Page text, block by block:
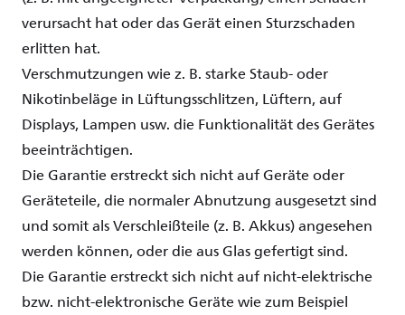
verursachthatoderdasGeräteinenSturzschaden
erlitten hat.
Verschmutzungenwiez. B.starkeStaub-oder
Nikotinbelägein Lüftungsschlitzen, Lüftern, auf
Displays, Lampen usw. dieFunktionalitätdesGerätes
beeinträchtigen.
DieGarantieerstrecktsich nichtaufGeräteoder
Geräteteile, dienormalerAbnutzungausgesetztsind
undsomitalsVerschleißteile(z. B.Akkus)angesehen
werden können,oderdieausGlasgefertigtsind.
DieGarantieerstrecktsich nichtaufnicht-elektrische
bzw. nicht-elektronischeGerätewiezumBeispiel